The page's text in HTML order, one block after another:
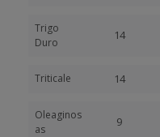
Trigo
Duro
14
Triticale 14
Oleaginos
as
9